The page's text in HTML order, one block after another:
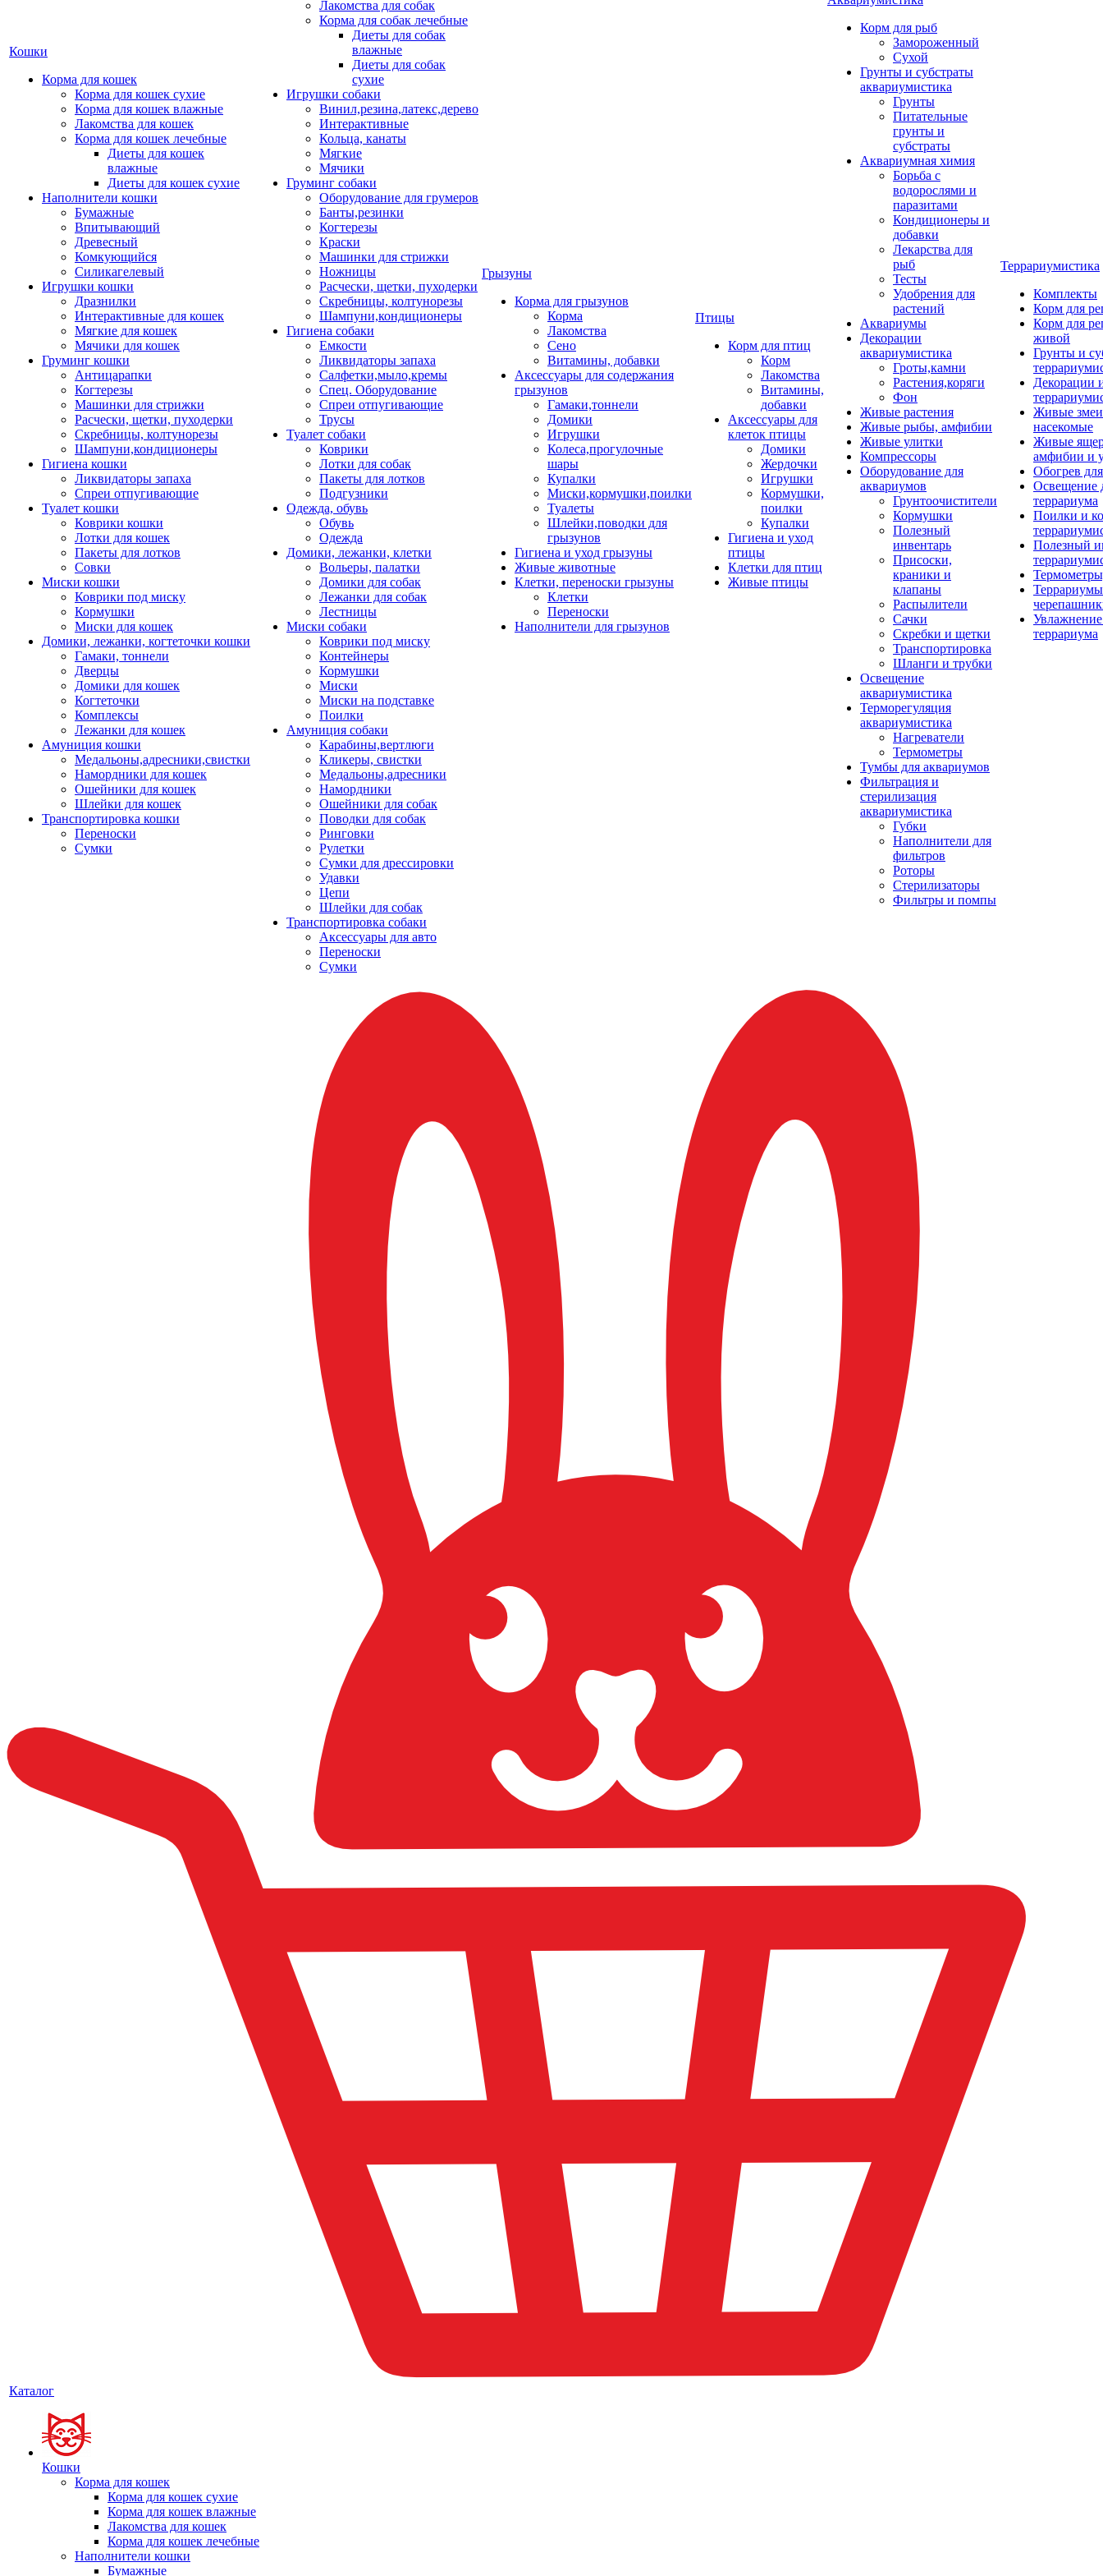
Кошки
Корма для кошек
Корма для кошек сухие
Корма для кошек влажные
Лакомства для кошек
Корма для кошек лечебные
Диеты для кошек
влажные
Диеты для кошек сухие
Наполнители кошки
Бумажные
Впитывающий
Древесный
Комкующийся
Силикагелевый
Игрушки кошки
Дразнилки
Интерактивные для кошек
Мягкие для кошек
Мячики для кошек
Груминг кошки
Антицарапки
Когтерезы
Машинки для стрижки
Расчески, щетки, пуходерки
Скребницы, колтунорезы
Шампуни,кондиционеры
Гигиена кошки
Ликвидаторы запаха
Спреи отпугивающие
Туалет кошки
Коврики кошки
Лотки для кошек
Пакеты для лотков
Совки
Миски кошки
Коврики под миску
Кормушки
Миски для кошек
Домики, лежанки, когтеточки кошки
Гамаки, тоннели
Дверцы
Домики для кошек
Когтеточки
Комплексы
Лежанки для кошек
Амуниция кошки
Медальоны,адресники,свистки
Намордники для кошек
Ошейники для кошек
Шлейки для кошек
Транспортировка кошки
Переноски
Сумки
Лакомства для собак
Корма для собак лечебные
Диеты для собак
влажные
Диеты для собак
сухие
Игрушки собаки
Винил,резина,латекс,дерево
Интерактивные
Кольца, канаты
Мягкие
Мячики
Груминг собаки
Оборудование для грумеров
Банты,резинки
Когтерезы
Краски
Машинки для стрижки
Ножницы
Расчески, щетки, пуходерки
Скребницы, колтунорезы
Шампуни,кондиционеры
Гигиена собаки
Емкости
Ликвидаторы запаха
Салфетки,мыло,кремы
Спец. Оборудование
Спреи отпугивающие
Трусы
Туалет собаки
Коврики
Лотки для собак
Пакеты для лотков
Подгузники
Одежда, обувь
Обувь
Одежда
Домики, лежанки, клетки
Вольеры, палатки
Домики для собак
Лежанки для собак
Лестницы
Миски собаки
Коврики под миску
Контейнеры
Кормушки
Миски
Миски на подставке
Поилки
Амуниция собаки
Карабины,вертлюги
Кликеры, свистки
Медальоны,адресники
Намордники
Ошейники для собак
Поводки для собак
Ринговки
Рулетки
Сумки для дрессировки
Удавки
Цепи
Шлейки для собак
Транспортировка собаки
Аксессуары для авто
Переноски
Сумки
Грызуны
Корма для грызунов
Корма
Лакомства
Сено
Витамины, добавки
Аксессуары для содержания
грызунов
Гамаки,тоннели
Домики
Игрушки
Колеса,прогулочные
шары
Купалки
Миски,кормушки,поилки
Туалеты
Шлейки,поводки для
грызунов
Гигиена и уход грызуны
Живые животные
Клетки, переноски грызуны
Клетки
Переноски
Наполнители для грызунов
Птицы
Корм для птиц
Корм
Лакомства
Витамины,
добавки
Аксессуары для
клеток птицы
Домики
Жердочки
Игрушки
Кормушки,
поилки
Купалки
Гигиена и уход
птицы
Клетки для птиц
Живые птицы
Корм для рыб
Замороженный
Сухой
Грунты и субстраты
аквариумистика
Грунты
Питательные
грунты и
субстраты
Аквариумная химия
Борьба с
водорослями и
паразитами
Кондиционеры и
добавки
Лекарства для
рыб
Тесты
Удобрения для
растений
Аквариумы
Декорации
аквариумистика
Гроты,камни
Растения,коряги
Фон
Живые растения
Живые рыбы, амфибии
Живые улитки
Компрессоры
Оборудование для
аквариумов
Грунтоочистители
Кормушки
Полезный
инвентарь
Присоски,
краники и
клапаны
Распылители
Сачки
Скребки и щетки
Транспортировка
Шланги и трубки
Освещение
аквариумистика
Терморегуляция
аквариумистика
Нагреватели
Термометры
Тумбы для аквариумов
Фильтрация и
стерилизация
аквариумистика
Губки
Наполнители для
фильтров
Роторы
Стерилизаторы
Фильтры и помпы
Террариумистика
Комплекты
Корм для
Корм для
живой
Грунты и
Декорации
Живые
насекомые
Живые
амфибии и
Обогрев
Освещение
террариума
Поилки и
Полезный
террариума
Каталог
Кошки
Корма для кошек
Корма для кошек сухие
Корма для кошек влажные
Лакомства для кошек
Корма для кошек лечебные
Наполнители кошки
Бумажные